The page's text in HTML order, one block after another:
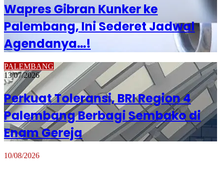
Wapres Gibran Kunker ke
Palembang, Ini Sederet Jadwal
Agendanya…!
PALEMBANG
13/07/2026
Perkuat Toleransi, BRI Region 4
Palembang Berbagi Sembako di
Enam Gereja
10/08/2026